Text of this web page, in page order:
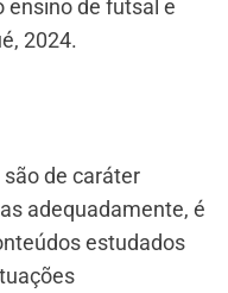
ensino de futsal e
2024.
de caráter
adequadamente, é
estudados